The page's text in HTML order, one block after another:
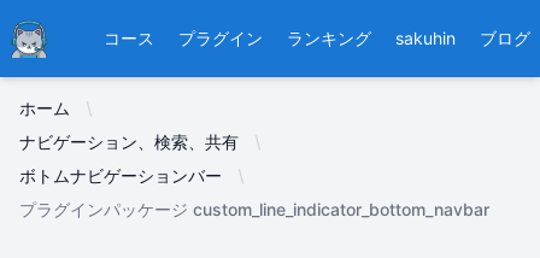
Ducafecat コース プラグイン ランキング sakuhin ブログ
ホーム
ナビゲーション、検索、共有
ボトムナビゲーションバー
プラグインパッケージ custom_line_indicator_bottom_navbar